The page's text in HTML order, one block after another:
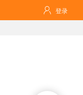
 登录